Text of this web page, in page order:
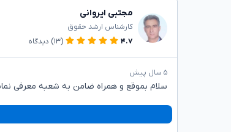
مجتبی ایروانی
کارشناس ارشد حقوق
۴.۷
(۱۳) دیدگاه
۵ سال پیش
سلام بموقع و همراه ضامن به شعبه معرفی